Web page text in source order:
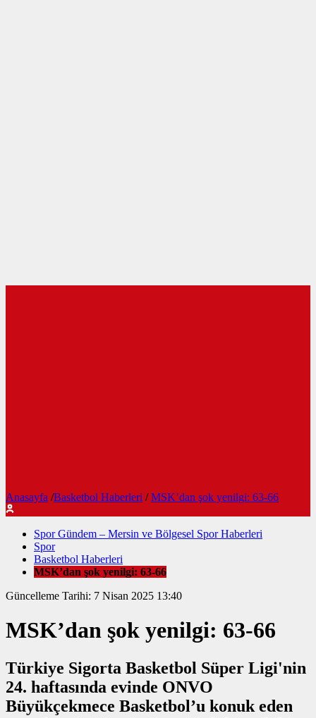
Anasayfa /Basketbol Haberleri / MSK’dan şok yenilgi: 63-66
Spor Gündem – Mersin ve Bölgesel Spor Haberleri
Spor
Basketbol Haberleri
MSK’dan şok yenilgi: 63-66
Güncelleme Tarihi: 7 Nisan 2025 13:40
MSK’dan şok yenilgi: 63-66
Türkiye Sigorta Basketbol Süper Ligi'nin
24. haftasında evinde ONVO
Büyükçekmece Basketbol’u konuk eden